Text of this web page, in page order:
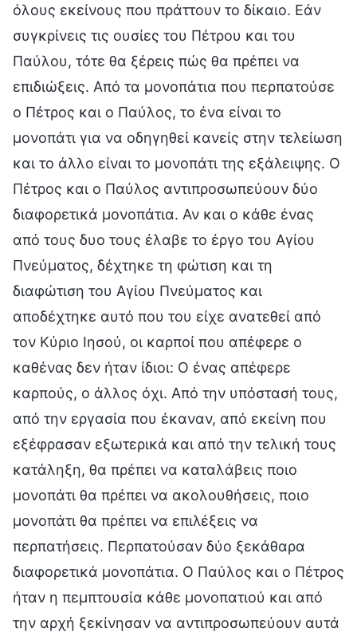
όλους εκείνους που πράττουν το δίκαιο. Εάν
συγκρίνεις τις ουσίες του Πέτρου και του
Παύλου, τότε θα ξέρεις πώς θα πρέπει να
επιδιώξεις. Από τα μονοπάτια που περπατούσε
ο Πέτρος και ο Παύλος, το ένα είναι το
μονοπάτι για να οδηγηθεί κανείς στην τελείωση
και το άλλο είναι το μονοπάτι της εξάλειψης. Ο
Πέτρος και ο Παύλος αντιπροσωπεύουν δύο
διαφορετικά μονοπάτια. Αν και ο κάθε ένας
από τους δυο τους έλαβε το έργο του Αγίου
Πνεύματος, δέχτηκε τη φώτιση και τη
διαφώτιση του Αγίου Πνεύματος και
αποδέχτηκε αυτό που του είχε ανατεθεί από
τον Κύριο Ιησού, οι καρποί που απέφερε ο
καθένας δεν ήταν ίδιοι: Ο ένας απέφερε
καρπούς, ο άλλος όχι. Από την υπόστασή τους,
από την εργασία που έκαναν, από εκείνη που
εξέφρασαν εξωτερικά και από την τελική τους
κατάληξη, θα πρέπει να καταλάβεις ποιο
μονοπάτι θα πρέπει να ακολουθήσεις, ποιο
μονοπάτι θα πρέπει να επιλέξεις να
περπατήσεις. Περπατούσαν δύο ξεκάθαρα
διαφορετικά μονοπάτια. Ο Παύλος και ο Πέτρος
ήταν η πεμπτουσία κάθε μονοπατιού και από
την αρχή ξεκίνησαν να αντιπροσωπεύουν αυτά